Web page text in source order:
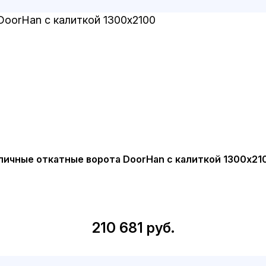
откатные ворота DoorHan с калиткой
210 681 руб.